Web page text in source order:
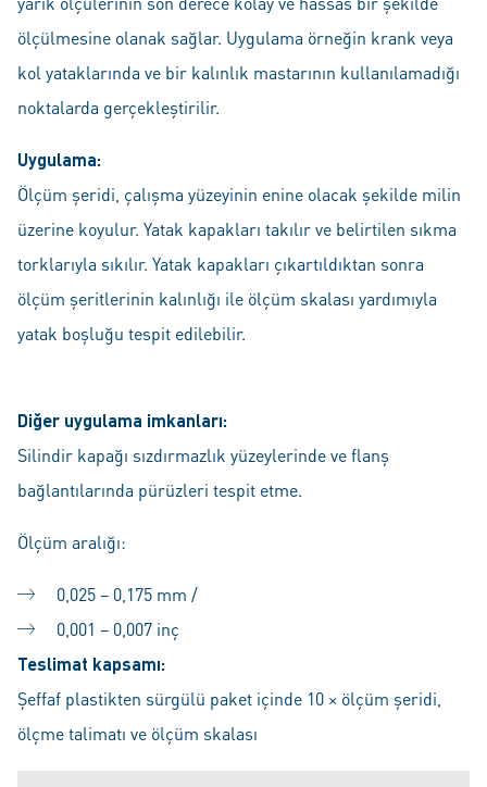
ölçülmesine olanak sağlar. Uygulama örneğin krank veya
kol yataklarında ve bir kalınlık mastarının kullanılamadığı
noktalarda gerçekleştirilir.
Uygulama:
Ölçüm şeridi, çalışma yüzeyinin enine olacak şekilde milin
üzerine koyulur. Yatak kapakları takılır ve belirtilen sıkma
torklarıyla sıkılır. Yatak kapakları çıkartıldıktan sonra
ölçüm şeritlerinin kalınlığı ile ölçüm skalası yardımıyla
yatak boşluğu tespit edilebilir.
Diğer uygulama imkanları:
Silindir kapağı sızdırmazlık yüzeylerinde ve flanş
bağlantılarında pürüzleri tespit etme.
Ölçüm aralığı:
0,025 – 0,175 mm /
0,001 – 0,007 inç
Teslimat kapsamı:
Şeffaf plastikten sürgülü paket içinde 10 × ölçüm şeridi,
ölçme talimatı ve ölçüm skalası